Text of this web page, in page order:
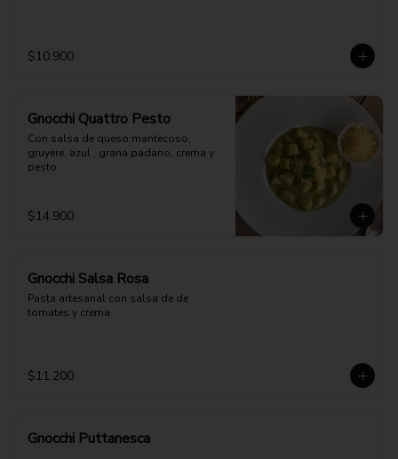
$10.900
Gnocchi Quattro Pesto
Con salsa de queso mantecoso,
gruyere, azul , grana padano, crema y
pesto
$14.900
Gnocchi Salsa Rosa
Pasta artesanal con salsa de de
tomates y crema
$11.200
Gnocchi Puttanesca